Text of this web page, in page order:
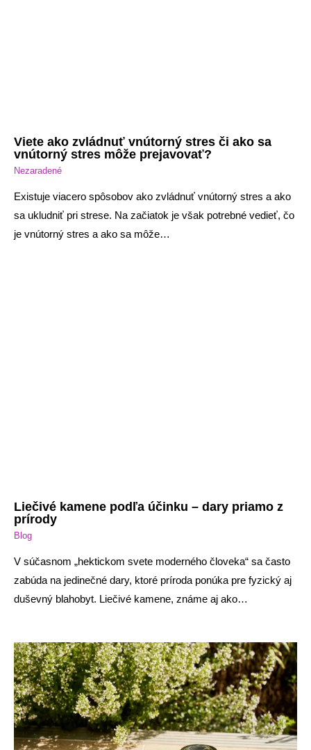
Viete ako zvládnuť vnútorný stres či ako sa
vnútorný stres môže prejavovať?
Nezaradené
Existuje viacero spôsobov ako zvládnuť vnútorný stres a ako
sa ukludniť pri strese. Na začiatok je však potrebné vedieť, čo
je vnútorný stres a ako sa môže…
Liečivé kamene podľa účinku – dary priamo z
prírody
Blog
V súčasnom „hektickom svete moderného človeka“ sa často
zabúda na jedinečné dary, ktoré príroda ponúka pre fyzický aj
duševný blahobyt. Liečivé kamene, známe aj ako…